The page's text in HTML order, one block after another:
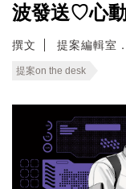
波發送♡心動
撰文 提案編輯室
提案on the desk